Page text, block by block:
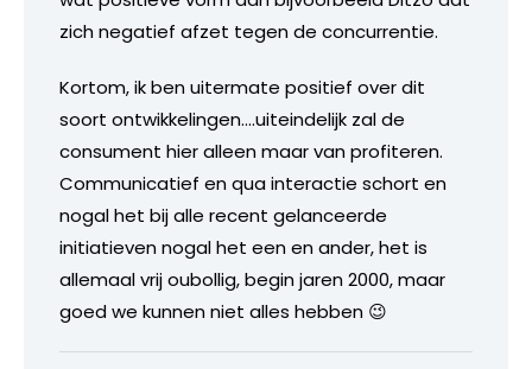
zich negatief afzet tegen de concurrentie.
Kortom, ik ben uitermate positief over dit
soort ontwikkelingen….uiteindelijk zal de
consument hier alleen maar van profiteren.
Communicatief en qua interactie schort en
nogal het bij alle recent gelanceerde
initiatieven nogal het een en ander, het is
allemaal vrij oubollig, begin jaren 2000, maar
goed we kunnen niet alles hebben 😉